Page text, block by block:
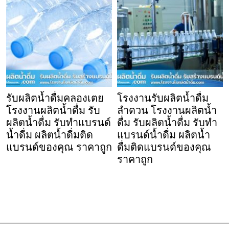
รับผลิตน้ำดื่มคลองเตย
โรงงานผลิตน้ำดื่ม รับ
ผลิตน้ำดื่ม รับทำแบรนด์
น้ำดื่ม ผลิตน้ำดื่มติด
แบรนด์ของคุณ ราคาถูก
โรงงานรับผลิตน้ำดื่ม
ลำดวน โรงงานผลิตน้ำ
ดื่ม รับผลิตน้ำดื่ม รับทำ
แบรนด์น้ำดื่ม ผลิตน้ำ
ดื่มติดแบรนด์ของคุณ
ราคาถูก